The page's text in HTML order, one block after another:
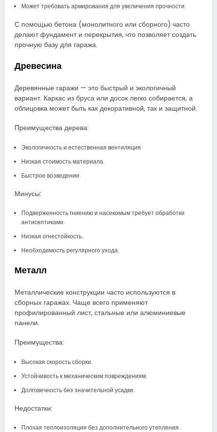
Может требовать армирования для увеличения прочности.
С помощью бетона (монолитного или сборного) часто
делают фундамент и перекрытия, что позволяет создать
прочную базу для гаража.
Древесина
Деревянные гаражи — это быстрый и экологичный
вариант. Каркас из бруса или досок легко собирается, а
облицовка может быть как декоративной, так и защитной.
Преимущества дерева:
Экологичность и естественная вентиляция.
Низкая стоимость материала.
Быстрое возведение.
Минусы:
Подверженность гниению и насекомым требует обработки
антисептиками.
Низкая огнестойкость.
Необходимость регулярного ухода.
Металл
Металлические конструкции часто используются в
сборных гаражах. Чаще всего применяют
профилированный лист, стальные или алюминиевые
панели.
Преимущества:
Высокая скорость сборки.
Устойчивость к механическим повреждениям.
Долговечность без значительной усадки.
Недостатки:
Плохая теплоизоляция без дополнительного утепления.